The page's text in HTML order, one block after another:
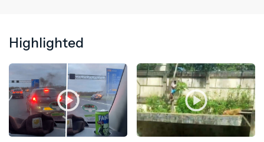
Highlighted